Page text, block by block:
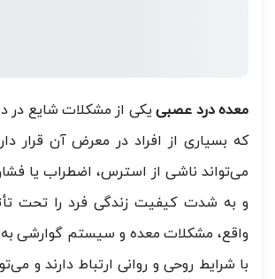
معده درد عصبییکی از مشکلات شایع در
که بسیاری از افراد در معرض آن قرار
می‌تواند ناشی از استرس، اضطراب یا
و به شدت کیفیت زندگی فرد را تحت
واقع، مشکلات معده و سیستم گوارشی
با شرایط روحی و روانی ارتباط دارند و